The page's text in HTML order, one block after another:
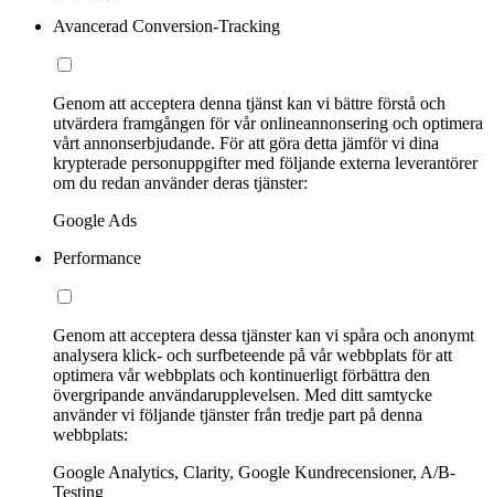
Avancerad Conversion-Tracking
Genom att acceptera denna tjänst kan vi bättre förstå och
utvärdera framgången för vår onlineannonsering och optimera
vårt annonserbjudande. För att göra detta jämför vi dina
krypterade personuppgifter med följande externa leverantörer
om du redan använder deras tjänster:
Google Ads
Performance
Genom att acceptera dessa tjänster kan vi spåra och anonymt
analysera klick- och surfbeteende på vår webbplats för att
optimera vår webbplats och kontinuerligt förbättra den
övergripande användarupplevelsen. Med ditt samtycke
använder vi följande tjänster från tredje part på denna
webbplats:
Google Analytics, Clarity, Google Kundrecensioner, A/B-
Testing